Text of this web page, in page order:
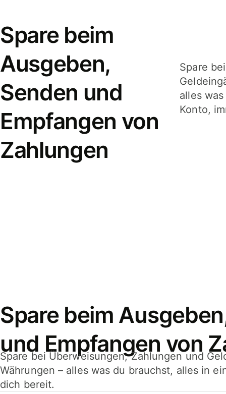
Spare beim
Ausgeben,
Senden und
Empfangen von
Zahlungen
Spare
alles
Konto,
Spare beim
und Empfangen von
Spare bei Überweisungen, Zahlungen und
Währungen – alles was du brauchst, alles in
dich bereit.